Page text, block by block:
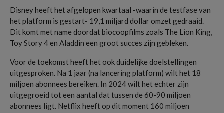
Disney heeft het afgelopen kwartaal -waarin de testfase van
het platform is gestart- 19,1 miljard dollar omzet gedraaid.
Dit komt met name doordat biocoopfilms zoals The Lion King,
Toy Story 4 en Aladdin een groot succes zijn gebleken.
Voor de toekomst heeft het ook duidelijke doelstellingen
uitgesproken. Na 1 jaar (na lancering platform) wilt het 18
miljoen abonnees bereiken. In 2024 wilt het echter zijn
uitgegroeid tot een aantal dat tussen de 60-90 miljoen
abonnees ligt. Netflix heeft op dit moment 160 miljoen